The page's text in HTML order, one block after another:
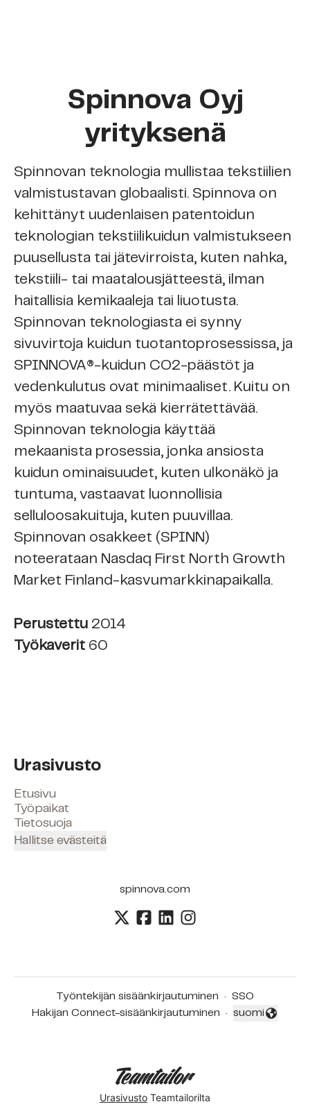
Spinnova Oyj
yrityksenä
Spinnovan teknologia mullistaa tekstiilien
valmistustavan globaalisti. Spinnova on
kehittänyt uudenlaisen patentoidun
teknologian tekstiilikuidun valmistukseen
puusellusta tai jätevirroista, kuten nahka,
tekstiili- tai maatalousjätteestä, ilman
haitallisia kemikaaleja tai liuotusta.
Spinnovan teknologiasta ei synny
sivuvirtoja kuidun tuotantoprosessissa, ja
SPINNOVA®-kuidun CO2-päästöt ja
vedenkulutus ovat minimaaliset. Kuitu on
myös maatuvaa sekä kierrätettävää.
Spinnovan teknologia käyttää
mekaanista prosessia, jonka ansiosta
kuidun ominaisuudet, kuten ulkonäkö ja
tuntuma, vastaavat luonnollisia
selluloosakuituja, kuten puuvillaa.
Spinnovan osakkeet (SPINN)
noteerataan Nasdaq First North Growth
Market Finland-kasvumarkkinapaikalla.
Perustettu 2014
Työkaverit 60
Urasivusto
Etusivu
Työpaikat
Tietosuoja
Hallitse evästeitä
spinnova.com
Työntekijän sisäänkirjautuminen · SSO
Hakijan Connect-sisäänkirjautuminen ·
Vaihda kieli
suomi
Urasivusto Teamtailorilta